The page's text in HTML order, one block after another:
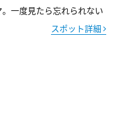
一度見たら忘れられない
スポット詳細